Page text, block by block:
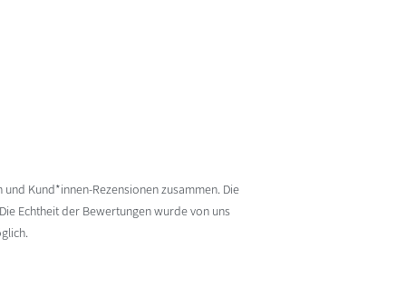
Kund*innen-Rezensionen zusammen. Die
Echtheit der Bewertungen wurde von uns